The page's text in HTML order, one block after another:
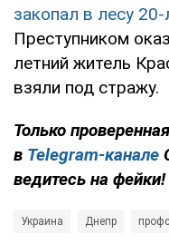
закопал в лесу
Преступником
летний житель
взяли под стражу.
Только
в Telegram-канале
ведитесь на фейки!
Украина Днепр